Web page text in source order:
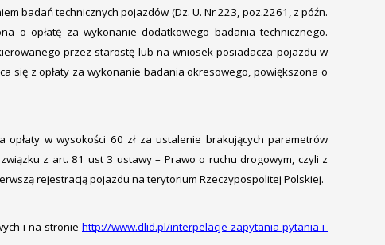
badań technicznych pojazdów (Dz. U. Nr 223, poz.2261, z późn.
o opłatę za wykonanie dodatkowego badania technicznego.
przez starostę lub na wniosek posiadacza pojazdu w
się z opłaty za wykonanie badania okresowego, powiększona o
w wysokości 60 zł za ustalenie brakujących parametrów
z art. 81 ust 3 ustawy – Prawo o ruchu drogowym, czyli z
rejestracją pojazdu na terytorium Rzeczypospolitej Polskiej.
i na stronie http://www.dlid.pl/interpelacje-zapytania-pytania-i-